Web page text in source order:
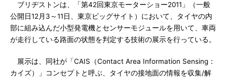
ブリヂストンは、「第42回東京モーターショー2011」（一般
公開日12月3～11日、東京ビッグサイト）において、タイヤの内
部に組み込んだ小型発電機とセンサーモジュールを用いて、車両
が走行している路面の状態を判定する技術の展示を行っている。
展示は、同社が「CAIS（Contact Area Information Sensing：
カイズ）」コンセプトと呼ぶ、タイヤの接地面の情報を収集/解